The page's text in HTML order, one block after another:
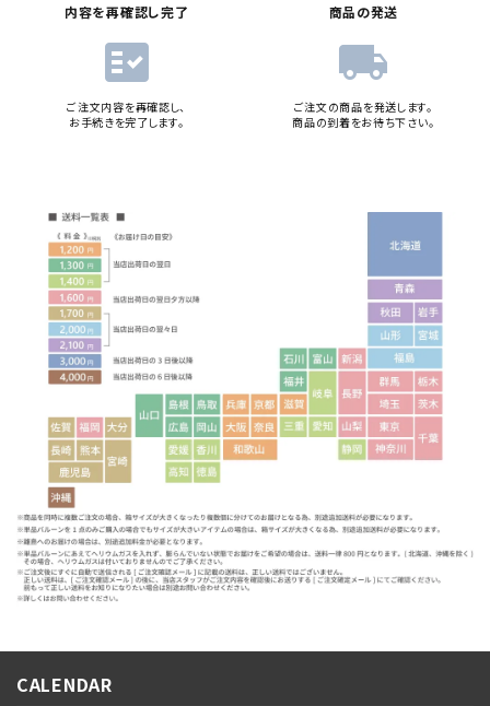
内容を再確認し完了
fact_check
ご注文内容を再確認し、
お手続きを完了します。
商品の発送
local_shipping
ご注文の商品を発送します。
商品の到着をお待ち下さい。
CALENDAR